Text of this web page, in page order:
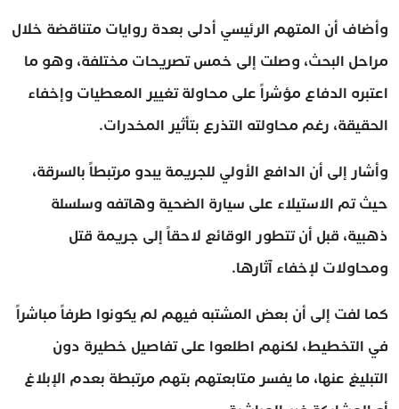
وأضاف أن المتهم الرئيسي أدلى بعدة روايات متناقضة خلال
مراحل البحث، وصلت إلى خمس تصريحات مختلفة، وهو ما
اعتبره الدفاع مؤشراً على محاولة تغيير المعطيات وإخفاء
الحقيقة، رغم محاولته التذرع بتأثير المخدرات.
وأشار إلى أن الدافع الأولي للجريمة يبدو مرتبطاً بالسرقة،
حيث تم الاستيلاء على سيارة الضحية وهاتفه وسلسلة
ذهبية، قبل أن تتطور الوقائع لاحقاً إلى جريمة قتل
ومحاولات لإخفاء آثارها.
كما لفت إلى أن بعض المشتبه فيهم لم يكونوا طرفاً مباشراً
في التخطيط، لكنهم اطلعوا على تفاصيل خطيرة دون
التبليغ عنها، ما يفسر متابعتهم بتهم مرتبطة بعدم الإبلاغ